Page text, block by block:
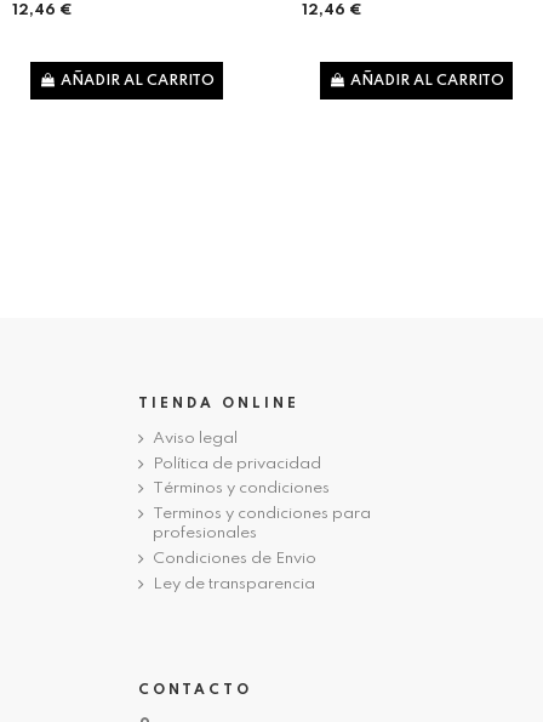
12,46 €
AÑADIR AL CARRITO
12,46 €
AÑADIR AL CARRITO
TIENDA ONLINE
Aviso legal
Política de privacidad
Términos y condiciones
Terminos y condiciones para
profesionales
Condiciones de Envio
Ley de transparencia
CONTACTO